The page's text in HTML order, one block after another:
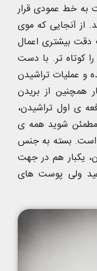
ی ۳۰ درجه نسبت به خط عمودی قرار
از آنجایی که موی
دقت بیشتری اعمال
کوتاه تر. با دست
و عملیات تراشیدن
همچنین از بریدن
ی اول تراشیدن،
مطمئن شوید همه ی
است. بسته به جنس
یکبار هم در جهت
ولی پوست های